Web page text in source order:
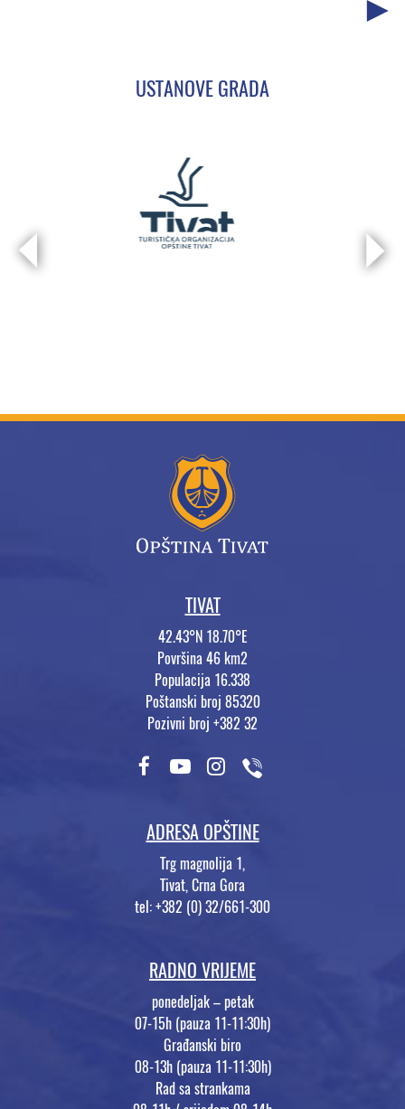
USTANOVE GRADA
TIVAT
42.43°N 18.70°E
Površina 46 km2
Populacija 16.338
Poštanski broj 85320
Pozivni broj +382 32
ADRESA OPŠTINE
Trg magnolija 1,
Tivat, Crna Gora
tel: +382 (0) 32/661-300
RADNO VRIJEME
ponedeljak – petak
07-15h (pauza 11-11:30h)
Građanski biro
08-13h (pauza 11-11:30h)
Rad sa strankama